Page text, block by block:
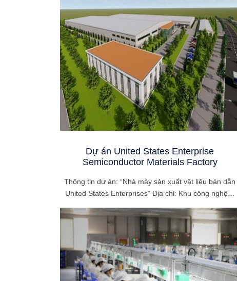
Dự án United States Enterprise
Semiconductor Materials Factory
Thông tin dự án: “Nhà máy sản xuất vật liệu bán dẫn
United States Enterprises” Địa chỉ: Khu công nghệ…